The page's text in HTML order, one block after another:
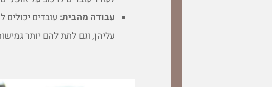
עבודה מהבית: עובדים
עליהן, וגם לתת להם יותר